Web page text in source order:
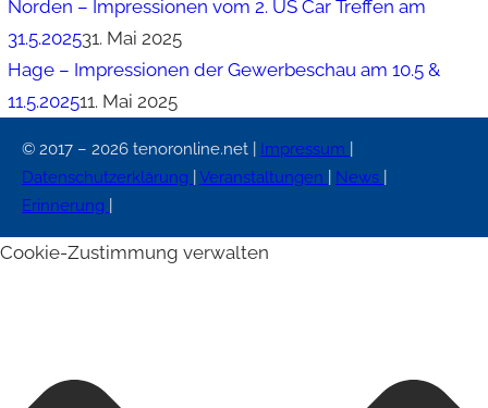
Norden – Impressionen vom 2. US Car Treffen am
31.5.202531. Mai 2025
Hage – Impressionen der Gewerbeschau am 10.5 &
11.5.202511. Mai 2025
© 2017 – 2026 tenoronline.net | Impressum
Datenschutzerklärung
Veranstaltungen News
Erinnerung
Cookie-Zustimmung verwalten